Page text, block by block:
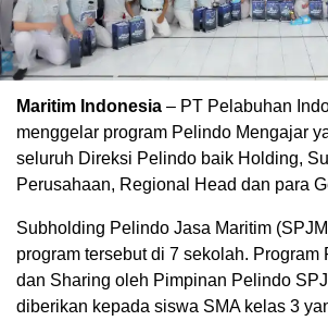
Maritim Indonesia – PT Pelabuhan
menggelar program Pelindo Mengajar
seluruh Direksi Pelindo baik Holding,
Perusahaan, Regional Head dan para
Subholding Pelindo Jasa Maritim
program tersebut di 7 sekolah. Program
dan Sharing oleh Pimpinan Pelindo
diberikan kepada siswa SMA kelas 3